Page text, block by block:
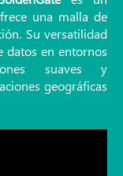
una malla de
Su versatilidad
datos en entornos
suaves y
geográficas